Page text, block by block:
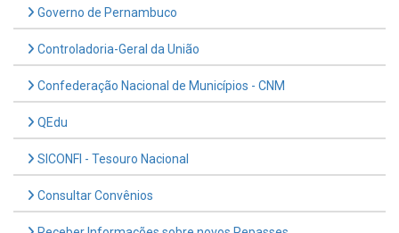
Controladoria-Geral da União
Confederação Nacional de Municípios - CNM
QEdu
SICONFI - Tesouro Nacional
Consultar Convênios
Receber Informações sobre novos Repasses